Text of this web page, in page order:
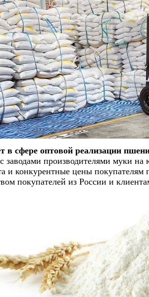
сфере оптовой реализации
производителями муки на
и конкурентные цены
покупателей из России и